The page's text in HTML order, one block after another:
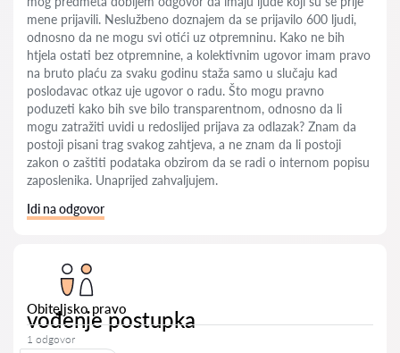
mene prijavili. Neslužbeno doznajem da se prijavilo 600 ljudi,
odnosno da ne mogu svi otići uz otpremninu. Kako ne bih
htjela ostati bez otpremnine, a kolektivnim ugovor imam pravo
na bruto plaću za svaku godinu staža samo u slučaju kad
poslodavac otkaz uje ugovor o radu. Što mogu pravno
poduzeti kako bih sve bilo transparentnom, odnosno da li
mogu zatražiti uvidi u redoslijed prijava za odlazak? Znam da
postoji pisani trag svakog zahtjeva, a ne znam da li postoji
zakon o zaštiti podataka obzirom da se radi o internom popisu
zaposlenika. Unaprijed zahvaljujem.
Idi na odgovor
Obiteljsko pravo
vođenje postupka
1 odgovor